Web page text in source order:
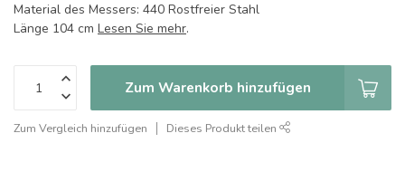
Material des Messers: 440 Rostfreier Stahl
Länge 104 cm Lesen Sie mehr.
Zum Warenkorb hinzufügen
Zum Vergleich hinzufügen Dieses Produkt teilen